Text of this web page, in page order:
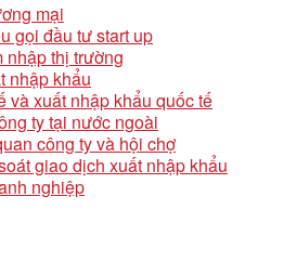
mại
gọi đầu tư start up
nhập thị trường
nhập khẩu
và xuất nhập khẩu quốc tế
ty tại nước ngoài
công ty và hội chợ
giao dịch xuất nhập khẩu
nghiệp